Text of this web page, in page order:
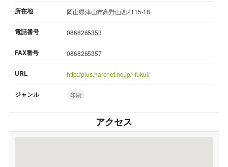
所在地 岡山県津山市高野山西2115-18
電話番号 0868265353
FAX番号 0868265357
URL http://plus.harenet.ne.jp/~fukui/
ジャンル 印刷
アクセス